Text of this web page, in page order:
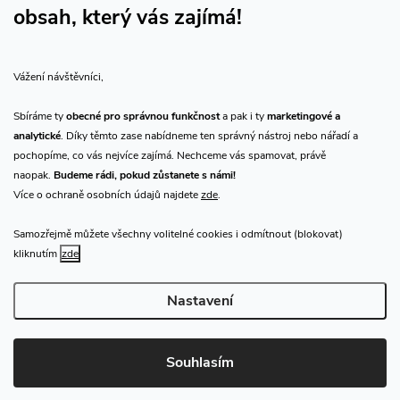
obsah, který vás zajímá!
Vážení návštěvníci,
Sbíráme tyobecné pro správnou funkčnosta pak i tymarketingové a
analytické. Díky těmto zase nabídneme ten správný nástroj nebo nářadí a
pochopíme, co vás nejvíce zajímá. Nechceme vás spamovat, právě
naopak. Budeme rádi, pokud zůstanete s námi!
Více o ochraně osobních údajů najdetezde.
Samozřejmě můžete všechny volitelné cookies i odmítnout (blokovat)
kliknutím zde
Nastavení
Souhlasím
Přijímáme online platby
Copyright 2026CHN.cz. Všechna práva vyhrazena.Upravit nastavení
cookies